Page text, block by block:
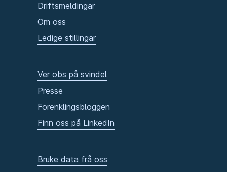
Driftsmeldingar
Om oss
Ledige stillingar
Ver obs på svindel
Presse
Forenklingsbloggen
Finn oss på LinkedIn
Bruke data frå oss